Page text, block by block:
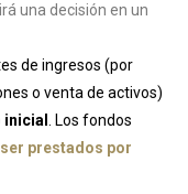
una decisión en un
de ingresos (por
o venta de activos)
inicial . Los fondos
prestados por